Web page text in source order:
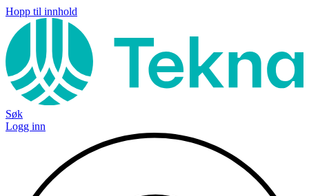
Hopp til innhold
Søk
Logg inn